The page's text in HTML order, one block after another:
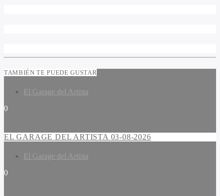
TAMBIÉN TE PUEDE GUSTAR
El Garage del Artista
0
EL GARAGE DEL ARTISTA 03-08-2026
El Garage del Artista
0